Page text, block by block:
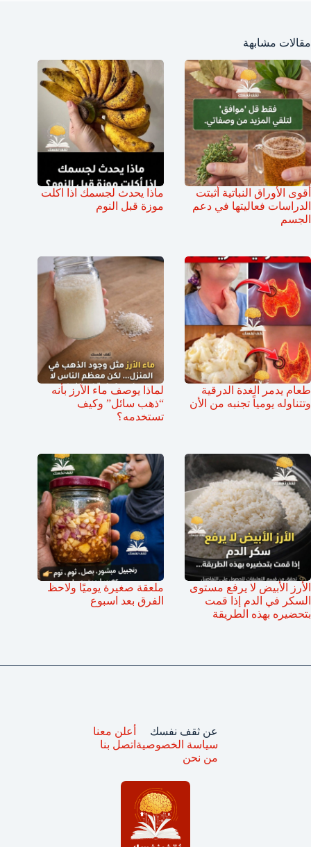
مقالات مشابهة
أقوى الأوراق النباتية أثبتت
الدراسات فعاليتها في دعم
الجسم
ماذا يحدث لجسمك اذا اكلت
موزة قبل النوم
طعام يدمر الغدة الدرقية
وتتناوله يومياً تجنبه من الأن
لماذا يوصف ماء الأرز بأنه
“ذهب سائل” وكيف
تستخدمه؟
الأرز الأبيض لا يرفع مستوى
السكر في الدم إذا قمت
بتحضيره بهذه الطريقة
ملعقة صغيرة يوميًا ولاحظ
الفرق بعد اسبوع
عن ثقف نفسك
سياسة الخصوصية
من نحن
أعلن معنا
اتصل بنا